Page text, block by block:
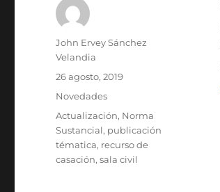
Autor
John Ervey Sánchez
Velandia
Publicado
26 agosto, 2019
Categorías
Novedades
Etiquetas
Actualización, Norma
Sustancial, publicación
tématica, recurso de
casación,sala civil